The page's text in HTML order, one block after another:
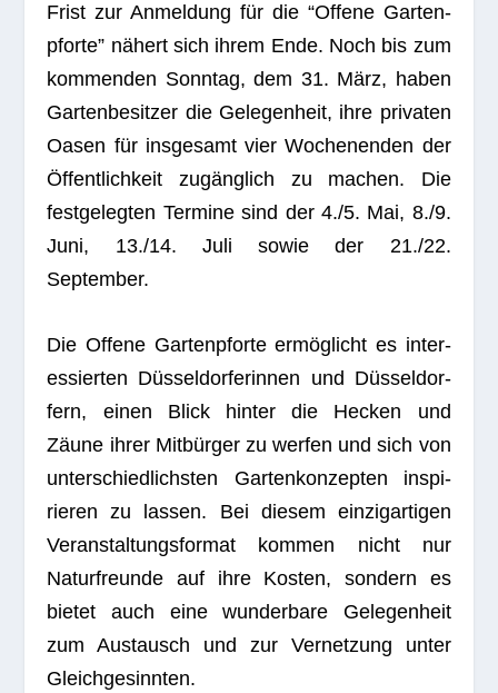
Frist zur Anmel­dung für die “Offene Gar­ten­
pforte” nähert sich ihrem Ende. Noch bis zum
kom­men­den Sonn­tag, dem 31. März, haben
Gar­ten­be­sit­zer die Gele­gen­heit, ihre pri­va­ten
Oasen für ins­ge­samt vier Wochen­en­den der
Öffent­lich­keit zugäng­lich zu machen. Die
fest­ge­leg­ten Ter­mine sind der 4./5. Mai, 8./9.
Juni, 13./14. Juli sowie der 21./22.
September.
Die Offene Gar­ten­pforte ermög­licht es inter­
es­sier­ten Düs­sel­dor­fe­rin­nen und Düs­sel­dor­
fern, einen Blick hin­ter die Hecken und
Zäune ihrer Mit­bür­ger zu wer­fen und sich von
unter­schied­lichs­ten Gar­ten­kon­zep­ten inspi­
rie­ren zu las­sen. Bei die­sem ein­zig­ar­ti­gen
Ver­an­stal­tungs­for­mat kom­men nicht nur
Natur­freunde auf ihre Kos­ten, son­dern es
bie­tet auch eine wun­der­bare Gele­gen­heit
zum Aus­tausch und zur Ver­net­zung unter
Gleichgesinnten.